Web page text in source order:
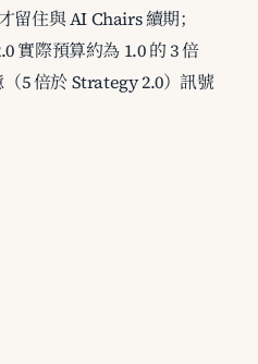
留住與 AI Chairs 續期；
實際預算約為 1.0 的 3 倍
5 倍於 Strategy 2.0）訊號